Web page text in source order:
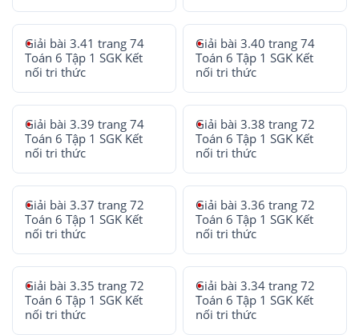
Giải bài 3.41 trang 74
Toán 6 Tập 1 SGK Kết
nối tri thức
Giải bài 3.40 trang 74
Toán 6 Tập 1 SGK Kết
nối tri thức
Giải bài 3.39 trang 74
Toán 6 Tập 1 SGK Kết
nối tri thức
Giải bài 3.38 trang 72
Toán 6 Tập 1 SGK Kết
nối tri thức
Giải bài 3.37 trang 72
Toán 6 Tập 1 SGK Kết
nối tri thức
Giải bài 3.36 trang 72
Toán 6 Tập 1 SGK Kết
nối tri thức
Giải bài 3.35 trang 72
Toán 6 Tập 1 SGK Kết
nối tri thức
Giải bài 3.34 trang 72
Toán 6 Tập 1 SGK Kết
nối tri thức